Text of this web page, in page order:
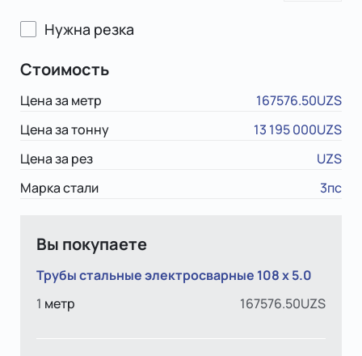
Нужна резка
Стоимость
Цена за метр
167576.50UZS
Цена за тонну
13 195 000UZS
Цена за рез
UZS
Марка стали
3пс
Вы покупаете
Трубы стальные электросварные 108 х 5.0
1 метр 167576.50UZS